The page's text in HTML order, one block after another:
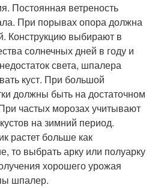
Постоянная ветреность
При порывах опора должна
Конструкцию выбирают в
солнечных дней в году и
света, шпалера
куст. При большой
должны быть на достаточном
частых морозах учитывают
на зимний период.
растет больше как
то выбрать арку или полуарку
хорошего урожая
шпалер.